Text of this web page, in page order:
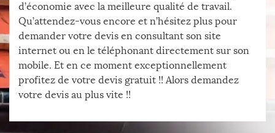
d’économie avec la meilleure qualité de travail.
Qu’attendez-vous encore et n’hésitez plus pour
demander votre devis en consultant son site
internet ou en le téléphonant directement sur son
mobile. Et en ce moment exceptionnellement
profitez de votre devis gratuit !! Alors demandez
votre devis au plus vite !!